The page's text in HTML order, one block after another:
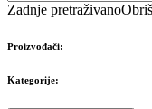
Zadnje pretraživano
Proizvođači:
Kategorije: